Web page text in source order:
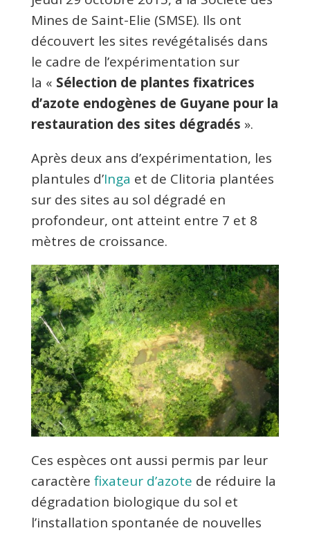
Mines de Saint-Elie (SMSE). Ils ont
découvert les sites revégétalisés dans
le cadre de l’expérimentation sur
la « Sélection de plantes fixatrices
d’azote endogènes de Guyane pour la
restauration des sites dégradés ».
Après deux ans d’expérimentation, les
plantules d’Inga et de Clitoria plantées
sur des sites au sol dégradé en
profondeur, ont atteint entre 7 et 8
mètres de croissance.
Ces espèces ont aussi permis par leur
caractère fixateur d’azote de réduire la
dégradation biologique du sol et
l’installation spontanée de nouvelles